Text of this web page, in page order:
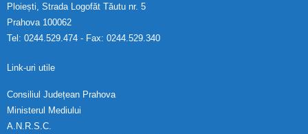
Ploiești, Strada Logofăt Tăutu nr. 5
Prahova 100062
Tel: 0244.529.474 - Fax: 0244.529.340
Link-uri utile
Consiliul Județean Prahova
Ministerul Mediului
A.N.R.S.C.